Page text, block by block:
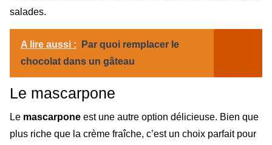
salades.
A lire aussi :
Par quoi remplacer le
chocolat dans un gâteau
Le mascarpone
Le mascarpone est une autre option délicieuse. Bien que
plus riche que la crème fraîche, c’est un choix parfait pour